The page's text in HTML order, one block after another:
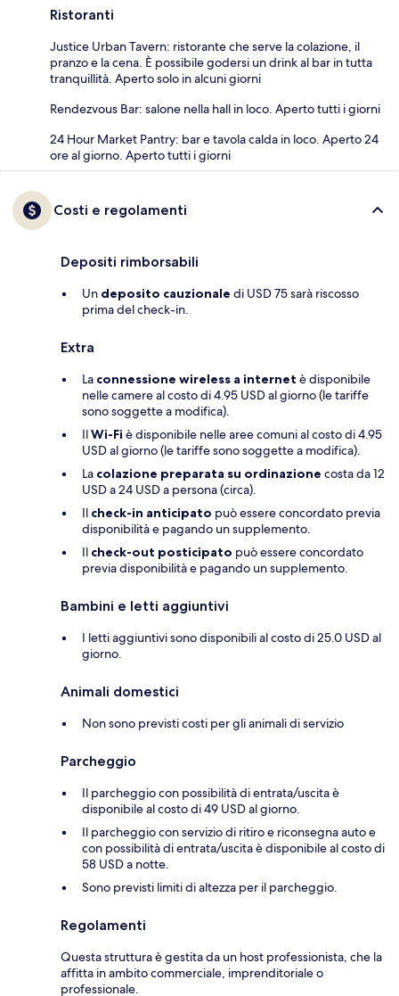
Ristoranti
Justice Urban Tavern: ristorante che serve la colazione, il
pranzo e la cena. È possibile godersi un drink al bar in tutta
tranquillità. Aperto solo in alcuni giorni
Rendezvous Bar: salone nella hall in loco. Aperto tutti i giorni
24 Hour Market Pantry: bar e tavola calda in loco. Aperto 24
ore al giorno. Aperto tutti i giorni
Costi e regolamenti
Depositi rimborsabili
Un deposito cauzionale di USD 75 sarà riscosso
prima del check-in.
Extra
La connessione wireless a internet è disponibile
nelle camere al costo di 4.95 USD al giorno (le tariffe
sono soggette a modifica).
IlWi-Fi è disponibile nelle aree comuni al costo di 4.95
USD al giorno (le tariffe sono soggette a modifica).
La colazione preparata su ordinazione costa da 12
USD a 24 USD a persona (circa).
Il check-in anticipato può essere concordato previa
disponibilità e pagando un supplemento.
Il check-out posticipato può essere concordato
previa disponibilità e pagando un supplemento.
Bambini e letti aggiuntivi
I letti aggiuntivi sono disponibili al costo di 25.0 USD al
giorno.
Animali domestici
Non sono previsti costi per gli animali di servizio
Parcheggio
Il parcheggio con possibilità di entrata/uscita è
disponibile al costo di 49 USD al giorno.
Il parcheggio con servizio di ritiro e riconsegna auto e
con possibilità di entrata/uscita è disponibile al costo di
58 USD a notte.
Sono previsti limiti di altezza per il parcheggio.
Regolamenti
Questa struttura è gestita da un host professionista, che la
affitta in ambito commerciale, imprenditoriale o
professionale.